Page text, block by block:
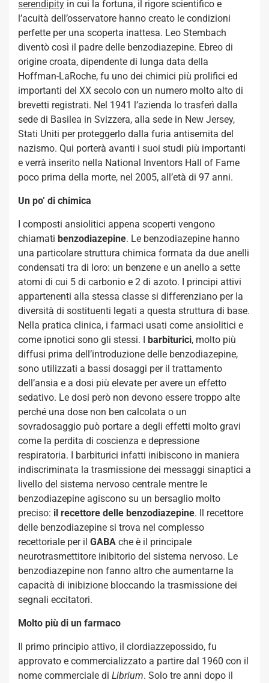
serendipity in cui la fortuna, il rigore scientifico e
l’acuità dell’osservatore hanno creato le condizioni
perfette per una scoperta inattesa. Leo Stembach
diventò così il padre delle benzodiazepine. Ebreo di
origine croata, dipendente di lunga data della
Hoffman-LaRoche, fu uno dei chimici più prolifici ed
importanti del XX secolo con un numero molto alto di
brevetti registrati. Nel 1941 l’azienda lo trasferì dalla
sede di Basilea in Svizzera, alla sede in New Jersey,
Stati Uniti per proteggerlo dalla furia antisemita del
nazismo. Qui porterà avanti i suoi studi più importanti
e verrà inserito nella National Inventors Hall of Fame
poco prima della morte, nel 2005, all’età di 97 anni.
Un po’ di chimica
I composti ansiolitici appena scoperti vengono
chiamati benzodiazepine. Le benzodiazepine hanno
una particolare struttura chimica formata da due anelli
condensati tra di loro: un benzene e un anello a sette
atomi di cui 5 di carbonio e 2 di azoto. I principi attivi
appartenenti alla stessa classe si differenziano per la
diversità di sostituenti legati a questa struttura di base.
Nella pratica clinica, i farmaci usati come ansiolitici e
come ipnotici sono gli stessi. I barbiturici, molto più
diffusi prima dell’introduzione delle benzodiazepine,
sono utilizzati a bassi dosaggi per il trattamento
dell’ansia e a dosi più elevate per avere un effetto
sedativo. Le dosi però non devono essere troppo alte
perché una dose non ben calcolata o un
sovradosaggio può portare a degli effetti molto gravi
come la perdita di coscienza e depressione
respiratoria. I barbiturici infatti inibiscono in maniera
indiscriminata la trasmissione dei messaggi sinaptici a
livello del sistema nervoso centrale mentre le
benzodiazepine agiscono su un bersaglio molto
preciso: il recettore delle benzodiazepine. Il recettore
delle benzodiazepine si trova nel complesso
recettoriale per il GABA che è il principale
neurotrasmettitore inibitorio del sistema nervoso. Le
benzodiazepine non fanno altro che aumentarne la
capacità di inibizione bloccando la trasmissione dei
segnali eccitatori.
Molto più di un farmaco
Il primo principio attivo, il clordiazzepossido, fu
approvato e commercializzato a partire dal 1960 con il
nome commerciale di Librium. Solo tre anni dopo il